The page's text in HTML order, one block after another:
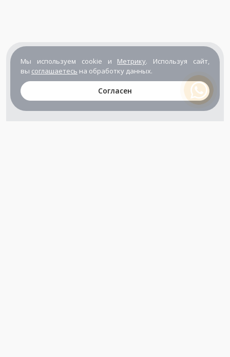
Мы используем cookie и Метрику. Используя сайт,
вы соглашаетесь на обработку данных.
Согласен